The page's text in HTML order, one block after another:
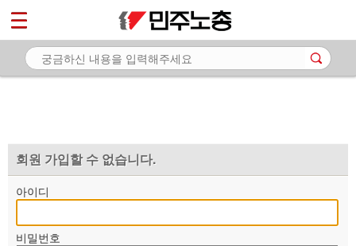
회원 가입할 수 없습니다.
아이디
비밀번호
마이페이지
소개
자료
부설기관